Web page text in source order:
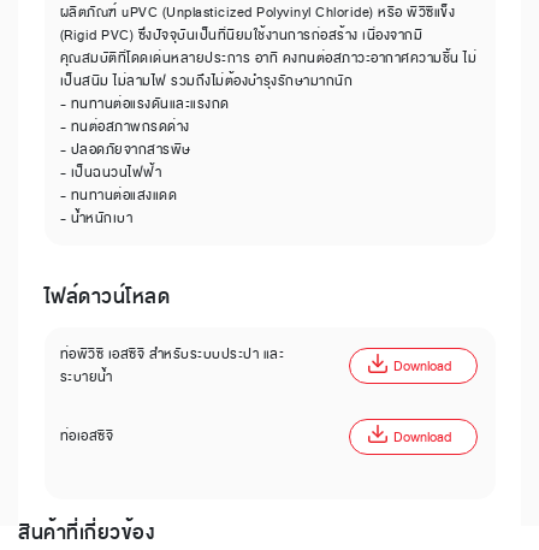
ผลิตภัณฑ์ uPVC (Unplasticized Polyvinyl Chloride) หรือ พีวีซีแข็ง
(Rigid PVC) ซึ่งปัจจุบันเป็นที่นิยมใช้งานการก่อสร้าง เนื่องจากมี
คุณสมบัติที่โดดเด่นหลายประการ อาทิ คงทนต่อสภาวะอากาศความชื้น ไม่
เป็นสนิม ไม่ลามไฟ รวมถึงไม่ต้องบำรุงรักษามากนัก
- ทนทานต่อแรงดันและแรงกด
- ทนต่อสภาพกรดด่าง
- ปลอดภัยจากสารพิษ
- เป็นฉนวนไฟฟ้า
- ทนทานต่อแสงแดด
- น้ำหนักเบา
ไฟล์ดาวน์โหลด
ท่อพีวีซี เอสซีจี สำหรับระบบประปา และ
ระบายน้ำ
Download
ท่อเอสซีจี Download
สินค้าที่เกี่ยวข้อง